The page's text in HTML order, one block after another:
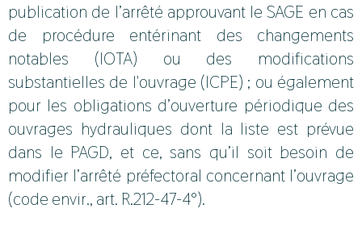
publication de l’arrêté approuvant le SAGE en cas
de procédure entérinant des changements
notables (IOTA) ou des modifications
substantielles de l'ouvrage (ICPE) ; ou également
pour les obligations d’ouverture périodique des
ouvrages hydrauliques dont la liste est prévue
dans le PAGD, et ce, sans qu’il soit besoin de
modifier l’arrêté préfectoral concernant l’ouvrage
(code envir., art. R.212-47-4°).